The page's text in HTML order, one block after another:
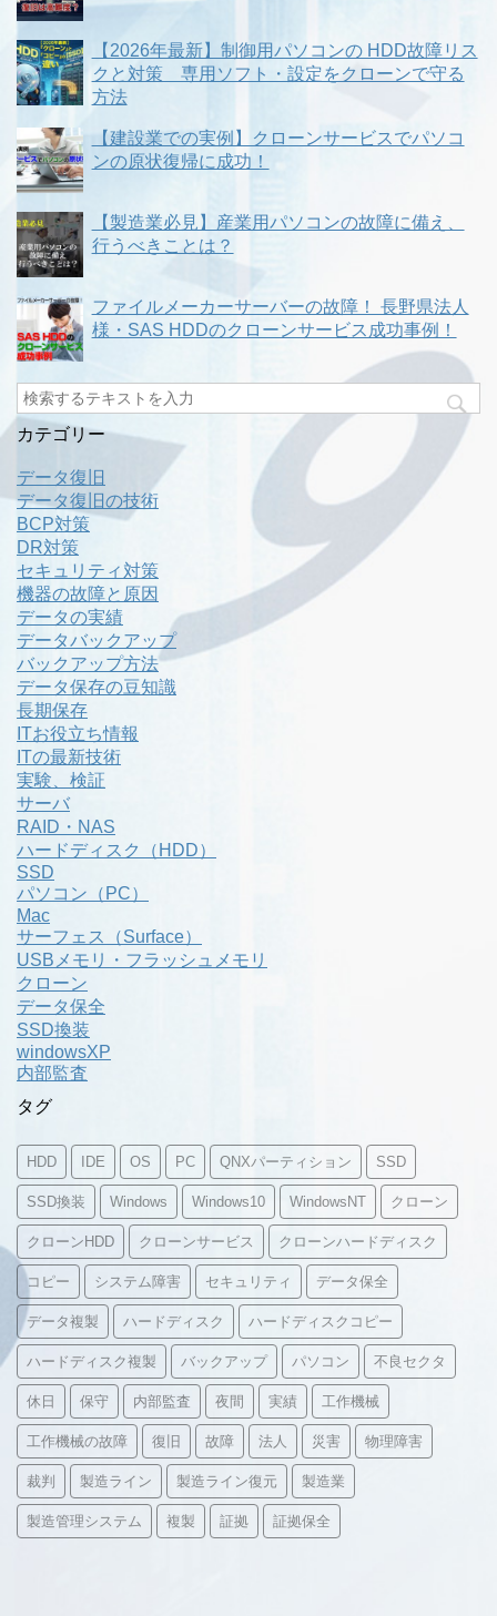
【2026年最新】制御用パソコンの HDD故障リス
クと対策 専用ソフト・設定をクローンで守る
方法
【建設業での実例】クローンサービスでパソコ
ンの原状復帰に成功！
【製造業必見】産業用パソコンの故障に備え、
行うべきことは？
ファイルメーカーサーバーの故障！ 長野県法人
様・SAS HDDのクローンサービス成功事例！
カテゴリー
データ復旧
データ復旧の技術
BCP対策
DR対策
セキュリティ対策
機器の故障と原因
データの実績
データバックアップ
バックアップ方法
データ保存の豆知識
長期保存
ITお役立ち情報
ITの最新技術
実験、検証
サーバ
RAID・NAS
ハードディスク（HDD）
SSD
パソコン（PC）
Mac
サーフェス（Surface）
USBメモリ・フラッシュメモリ
クローン
データ保全
SSD換装
windowsXP
内部監査
タグ
HDD IDE OS PC QNXパーティション SSD
SSD換装 Windows Windows10 WindowsNT クローン
クローンHDD クローンサービス クローンハードディスク
コピー システム障害 セキュリティ データ保全
データ複製 ハードディスク ハードディスクコピー
ハードディスク複製 バックアップ パソコン 不良セクタ
休日 保守 内部監査 夜間 実績 工作機械
工作機械の故障 復旧 故障 法人 災害 物理障害
裁判 製造ライン 製造ライン復元 製造業
製造管理システム 複製 証拠 証拠保全